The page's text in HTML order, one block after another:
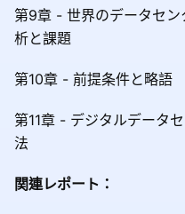
第9章 - 世界のデータセ
析と課題
第10章 - 前提条件と略語
第11章 - デジタルデータ
法
関連レポート：